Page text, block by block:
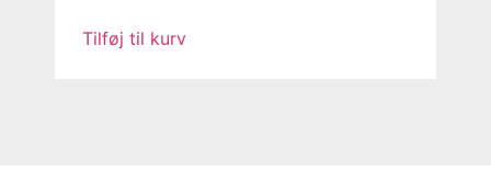
Tilføj til kurv